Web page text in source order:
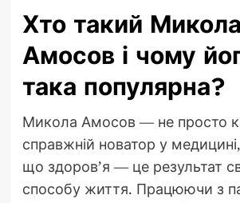
Хто такий Микола
Амосов і чому
така популярна?
Микола Амосов — не просто
справжній новатор у
що здоров’я — це результат
способу життя. Працюючи з